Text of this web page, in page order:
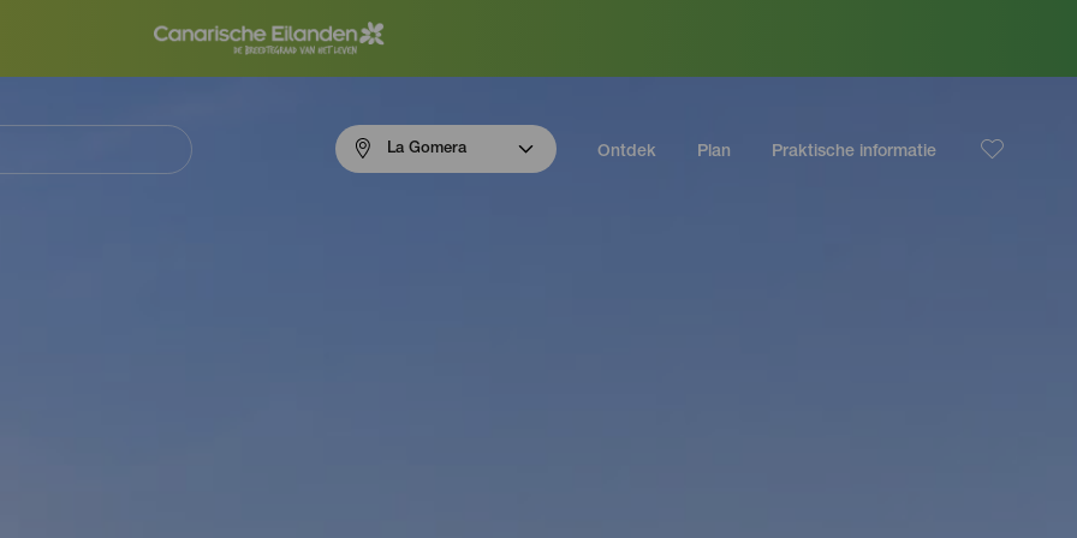
La Gomera Ontdek Plan Praktische informatie